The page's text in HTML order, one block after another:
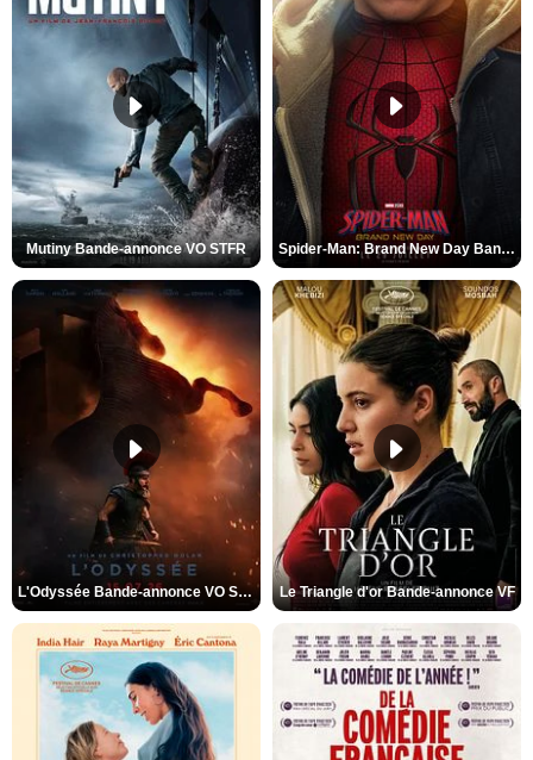
Mutiny Bande-annonce VO STFR Spider-Man: Brand New Day Bande-annonce VO STFR
L'Odyssée Bande-annonce VO STFR Le Triangle d'or Bande-annonce VF